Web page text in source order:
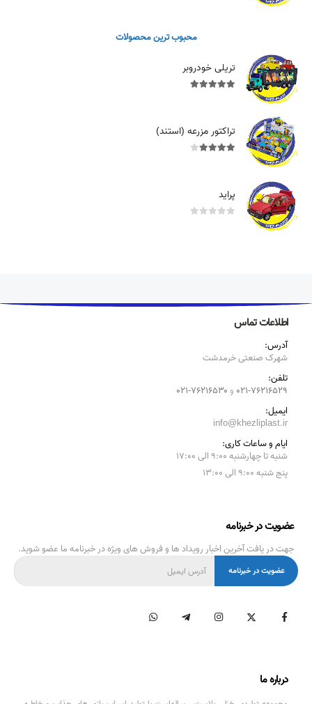
محبوب ترین محصولات
تریلی خودروبر
تراکتور مزرعه (استند)
پراید
اطلاعات تماس
آدرس:
شهرک صنعتی خرمدشت
تلفن:
۰۲۱-۷۶۲۱۶۵۲۹ و۷۶۲۱۶۵۳۰-۰۲۱
ایمیل:
info@khezliplast.ir
ایام و ساعات کاری:
شنبه تا چهارشنبه ۹:۰۰ الی ۱۷:۰۰
پنج شنبه ۹:۰۰ الی ۱۳:۰۰
عضویت در خبرنامه
جهت در یافت آخرین اخبار رویداد ها و فروش های ویژه در خبرنامه ما عضو شوید.
درباره ما